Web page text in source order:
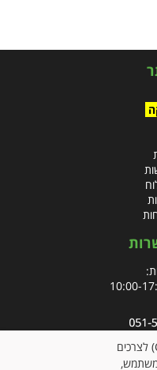
האתר עושה שימוש בקובצי עוגיות (Cookies) לצרכים